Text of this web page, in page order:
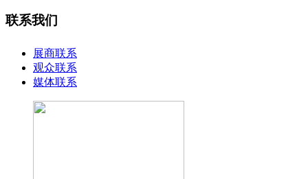
联系我们
展商联系
观众联系
媒体联系